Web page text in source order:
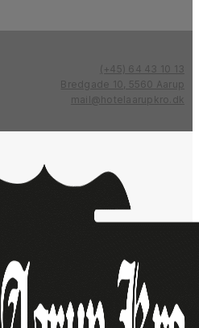
(+45) 64 43 10 13
Bredgade 10, 5560 Aarup
mail@hotelaarupkro.dk